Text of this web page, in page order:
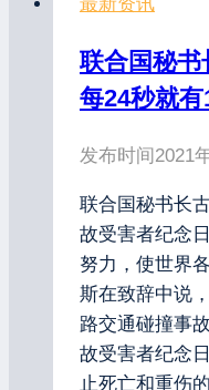
联合国秘书
每24秒就
发布时间2021
联合国秘书长
故受害者纪念
努力，使世界
斯在致辞中说
路交通碰撞事
故受害者纪念
止死亡和重伤